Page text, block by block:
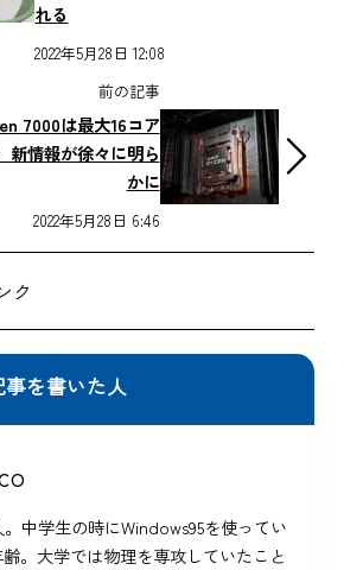
れる
2022年5月28日 12:08
前の記事
7000は最大16コア
新情報が徐々に明ら
かに
2022年5月28日 6:46
ク
事を書いた人
中学生の時にWindows95を使ってい
。大学では物理を専攻していたこと